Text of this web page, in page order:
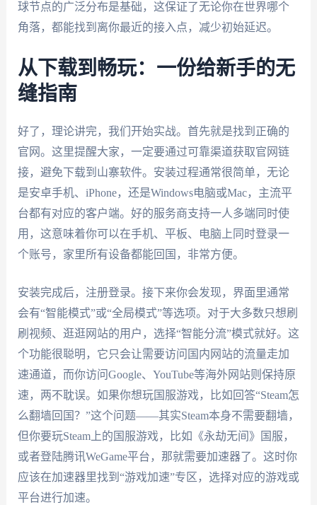
球节点的广泛分布是基础，这保证了无论你在世界哪个
角落，都能找到离你最近的接入点，减少初始延迟。
从下载到畅玩：一份给新手的无
缝指南
好了，理论讲完，我们开始实战。首先就是找到正确的
官网。这里提醒大家，一定要通过可靠渠道获取官网链
接，避免下载到山寨软件。安装过程通常很简单，无论
是安卓手机、iPhone，还是Windows电脑或Mac，主流平
台都有对应的客户端。好的服务商支持一人多端同时使
用，这意味着你可以在手机、平板、电脑上同时登录一
个账号，家里所有设备都能回国，非常方便。
安装完成后，注册登录。接下来你会发现，界面里通常
会有“智能模式”或“全局模式”等选项。对于大多数只想刷
刷视频、逛逛网站的用户，选择“智能分流”模式就好。这
个功能很聪明，它只会让需要访问国内网站的流量走加
速通道，而你访问Google、YouTube等海外网站则保持原
速，两不耽误。如果你想玩国服游戏，比如回答“Steam怎
么翻墙回国？”这个问题——其实Steam本身不需要翻墙，
但你要玩Steam上的国服游戏，比如《永劫无间》国服，
或者登陆腾讯WeGame平台，那就需要加速器了。这时你
应该在加速器里找到“游戏加速”专区，选择对应的游戏或
平台进行加速。